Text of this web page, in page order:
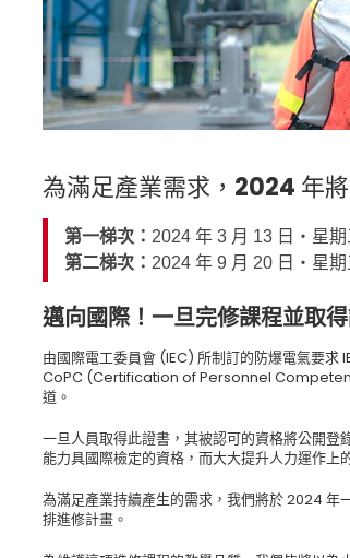
為滿足產業需求，2024 年
第一梯次： 2024 年 3 月 13 日‧星期
第二梯次： 2024 年 9 月 20 日‧星期
邁向國際！一旦完修課程並取
由國際電工委員會 (IEC) 所制訂的防爆電氣要求
CoPC (Certification of Personnel
道。
一旦人員取得此證書，其被認可的資格將公開登
能力具國際檢定的資格，而大大提升人力運作上
為滿足產業持續產生的需求，我們將於 2024 年
排進修計畫。